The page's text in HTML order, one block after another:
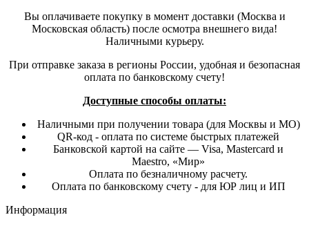
Вы оплачиваете покупку в момент доставки (Москва и
Московская область) после осмотра внешнего вида!
Наличными курьеру.
При отправке заказа в регионы России, удобная и безопасная
оплата по банковскому счету!
Доступные способы оплаты:
Наличными при получении товара (для Москвы и МО)
QR-код - оплата по системе быстрых платежей
Банковской картой на сайте — Visa, Mastercard и
Maestro, «Мир»
Оплата по безналичному расчету.
Оплата по банковскому счету - для ЮР лиц и ИП
Информация